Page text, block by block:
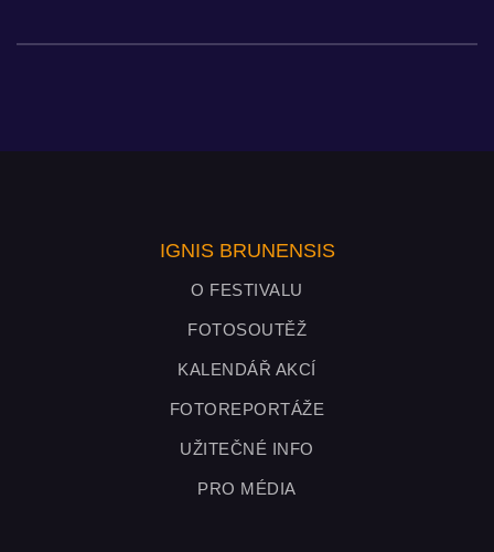
IGNIS BRUNENSIS
O FESTIVALU
FOTOSOUTĚŽ
KALENDÁŘ AKCÍ
FOTOREPORTÁŽE
UŽITEČNÉ INFO
PRO MÉDIA